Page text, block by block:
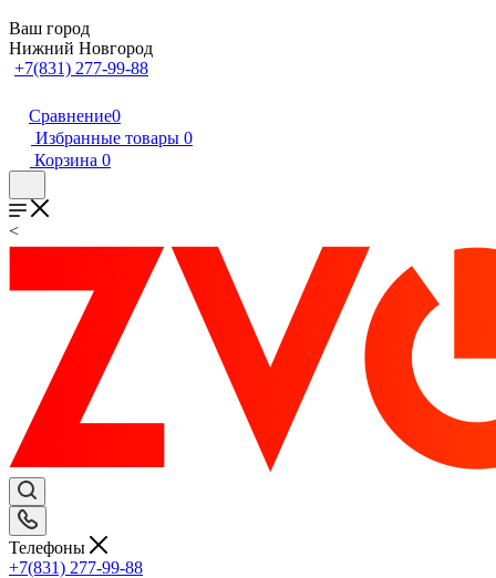
Ваш город
Нижний Новгород
+7(831) 277-99-88
Сравнение0
Избранные товары 0
Корзина 0
<
Телефоны
+7(831) 277-99-88